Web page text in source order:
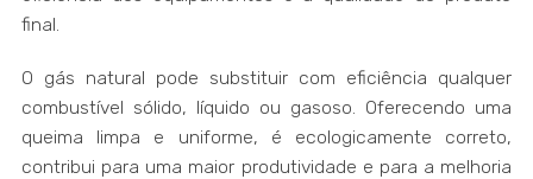
final.
O gás natural pode substituir com eficiência qualquer
combustível sólido, líquido ou gasoso. Oferecendo uma
queima limpa e uniforme, é ecologicamente correto,
contribui para uma maior produtividade e para a melhoria